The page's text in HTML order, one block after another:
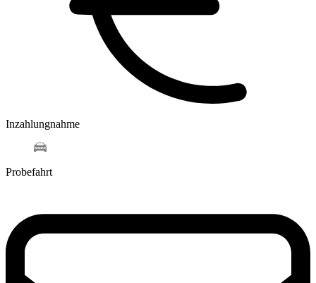
Exposé drucken